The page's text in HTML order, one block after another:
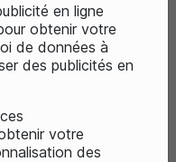
en ligne
obtenir votre
de données à
des publicités en
votre
des
la marque